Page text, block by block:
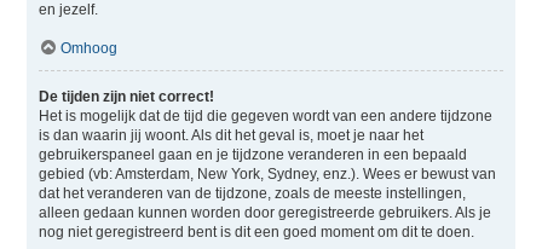
en jezelf.
Omhoog
De tijden zijn niet correct!
Het is mogelijk dat de tijd die gegeven wordt van een andere tijdzone
is dan waarin jij woont. Als dit het geval is, moet je naar het
gebruikerspaneel gaan en je tijdzone veranderen in een bepaald
gebied (vb: Amsterdam, New York, Sydney, enz.). Wees er bewust van
dat het veranderen van de tijdzone, zoals de meeste instellingen,
alleen gedaan kunnen worden door geregistreerde gebruikers. Als je
nog niet geregistreerd bent is dit een goed moment om dit te doen.